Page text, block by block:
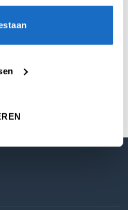
Darts Card van
Card is : 37 x 25